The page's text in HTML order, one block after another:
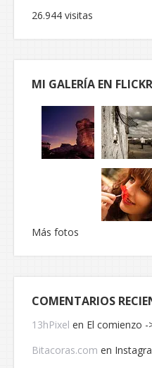
26.944 visitas
MI GALERÍA EN FLICKR
Más fotos
COMENTARIOS
13hPixel en El comienzo -
Bitacoras.com en